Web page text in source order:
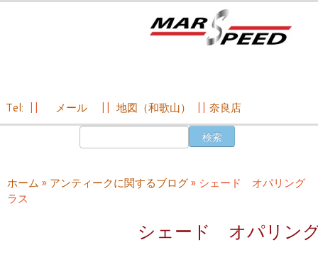
ン
ツ
Tel: メール 地図（和歌山） 奈良店
ホーム » アンティークに関するブログ» シェード オパリング
ラス
シェード オパリン